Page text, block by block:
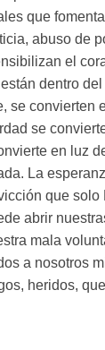
que
abuso de
el
dentro del
se convierten
se
en luz
La
que solo
abrir
mala
a nosotros
heridos,